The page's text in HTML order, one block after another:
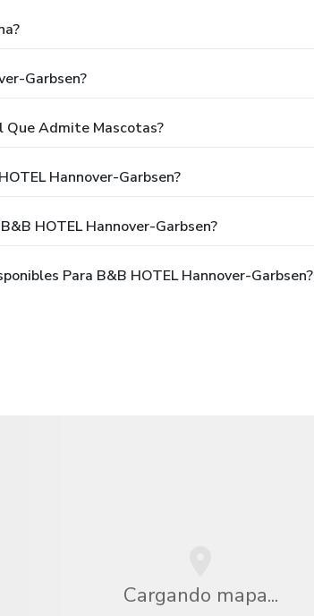
Garbsen?
Que Admite Mascotas?
Hannover-Garbsen?
HOTEL Hannover-Garbsen?
Para B&B HOTEL Hannover-Garbsen?
Cargando mapa...